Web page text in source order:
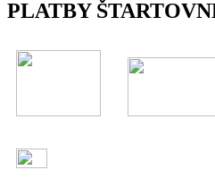
PLATBY